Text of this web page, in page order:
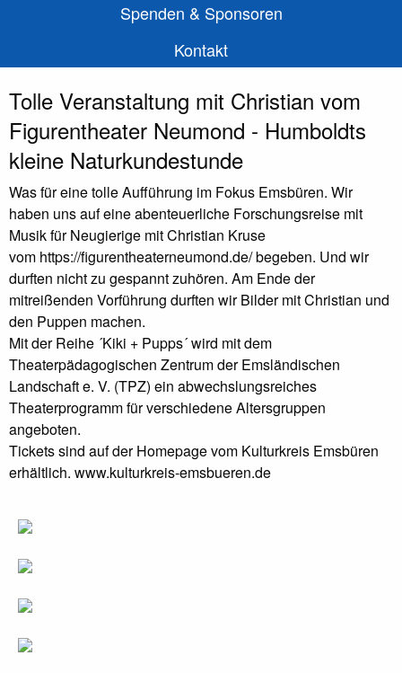
Spenden & Sponsoren
Kontakt
Tolle Veranstaltung mit Christian vom
Figurentheater Neumond - Humboldts
kleine Naturkundestunde
Was für eine tolle Aufführung im Fokus Emsbüren. Wir
haben uns auf eine abenteuerliche Forschungsreise mit
Musik für Neugierige mit Christian Kruse
vom https://figurentheaterneumond.de/ begeben. Und wir
durften nicht zu gespannt zuhören. Am Ende der
mitreißenden Vorführung durften wir Bilder mit Christian und
den Puppen machen.
Mit der Reihe ´Kiki + Pupps´ wird mit dem
Theaterpädagogischen Zentrum der Emsländischen
Landschaft e. V. (TPZ) ein abwechslungsreiches
Theaterprogramm für verschiedene Altersgruppen
angeboten.
Tickets sind auf der Homepage vom Kulturkreis Emsbüren
erhältlich. www.kulturkreis-emsbueren.de